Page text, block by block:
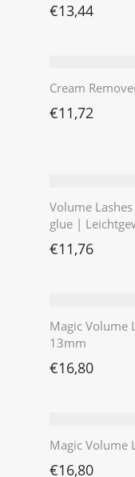
€13,44
Cream
€11,72
Volume
glue |
€11,76
Magic Volume
13mm
€16,80
Magic Volume
€16,80